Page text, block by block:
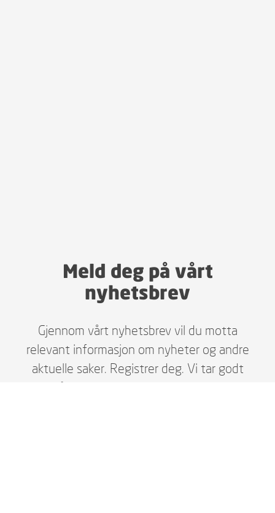
Meld deg på vårt
nyhetsbrev
Gjennom vårt nyhetsbrev vil du motta
relevant informasjon om nyheter og andre
aktuelle saker. Registrer deg. Vi tar godt
vare på dine personopplysninger i henhold